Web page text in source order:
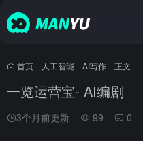
首页 人工智能 AI写作 正文
一览运营宝- AI编剧
3个月前更新 99 0